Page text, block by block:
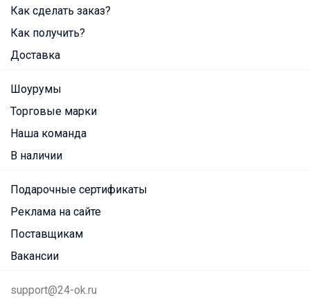
Как сделать заказ?
Как получить?
Доставка
Шоурумы
Торговые марки
Наша команда
В наличии
Подарочные сертификаты
Реклама на сайте
Поставщикам
Вакансии
support@24-ok.ru